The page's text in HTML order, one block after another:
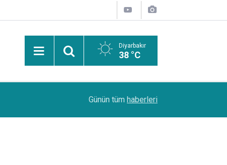
Diyarbakır
38 °C
dikare bibe sedema pirsgirêkên tenduristiyê
Günün tüm haberleri